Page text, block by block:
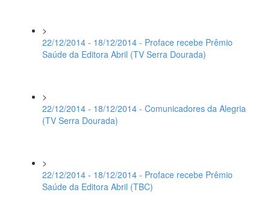
>
22/12/2014 - 18/12/2014 - Proface recebe Prêmio
Saúde da Editora Abril (TV Serra Dourada)
>
22/12/2014 - 18/12/2014 - Comunicadores da Alegria
(TV Serra Dourada)
>
22/12/2014 - 18/12/2014 - Proface recebe Prêmio
Saúde da Editora Abril (TBC)